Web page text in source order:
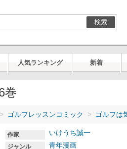
検索
人気ランキング 新着
巻
ゴルフレッスンコミック ゴルフは
作家 いけうち誠一
ジャンル 青年漫画